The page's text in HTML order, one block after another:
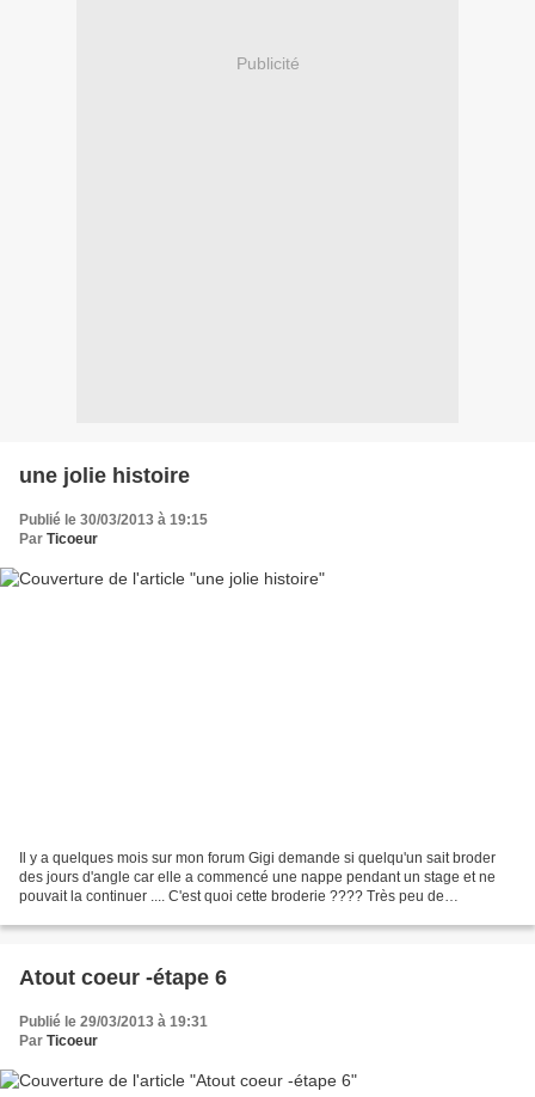
Publicité
une jolie histoire
Publié le 30/03/2013 à 19:15
Par Ticoeur
Il y a quelques mois sur mon forum Gigi demande si quelqu'un sait broder
des jours d'angle car elle a commencé une nappe pendant un stage et ne
pouvait la continuer .... C'est quoi cette broderie ???? Très peu de
Atout coeur -étape 6
Publié le 29/03/2013 à 19:31
Par Ticoeur